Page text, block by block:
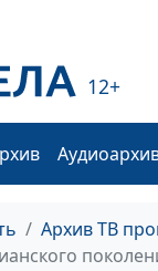
12+
Архив ТВ